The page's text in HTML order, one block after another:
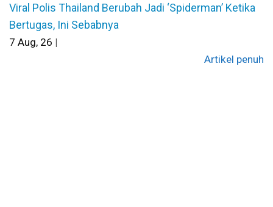
Viral Polis Thailand Berubah Jadi ‘Spiderman’ Ketika
Bertugas, Ini Sebabnya
7 Aug, 26 |
Artikel penuh